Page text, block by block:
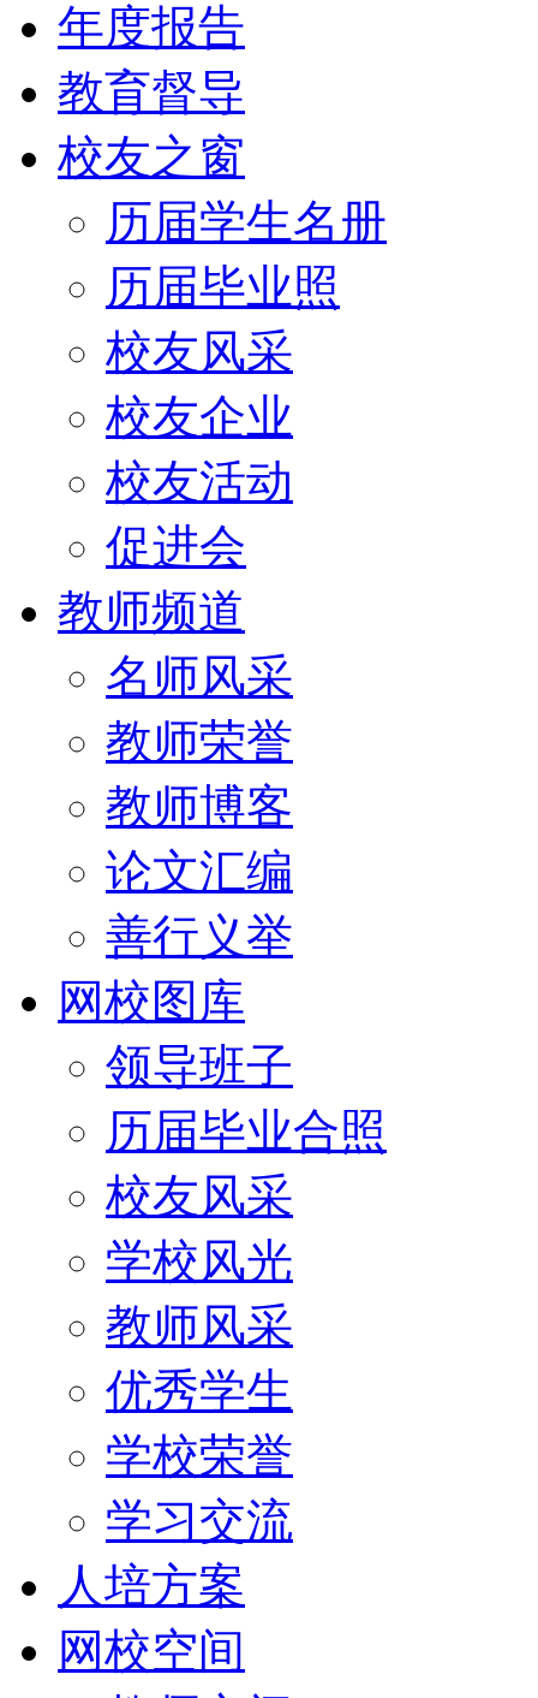
年度报告
教育督导
校友之窗
历届学生名册
历届毕业照
校友风采
校友企业
校友活动
促进会
教师频道
名师风采
教师荣誉
教师博客
论文汇编
善行义举
网校图库
领导班子
历届毕业合照
校友风采
学校风光
教师风采
优秀学生
学校荣誉
学习交流
人培方案
网校空间